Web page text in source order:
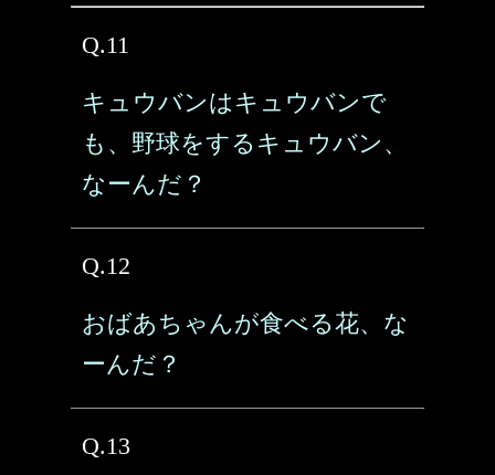
Q.11
キュウバンはキュウバンで
も、野球をするキュウバン、
なーんだ？
Q.12
おばあちゃんが食べる花、な
ーんだ？
Q.13